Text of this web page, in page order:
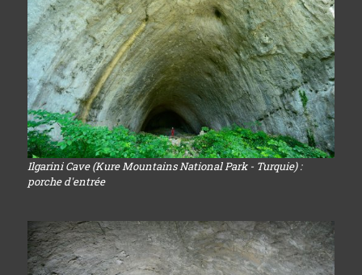
Ilgarini Cave (Kure Mountains National Park - Turquie) :
porche d'entrée